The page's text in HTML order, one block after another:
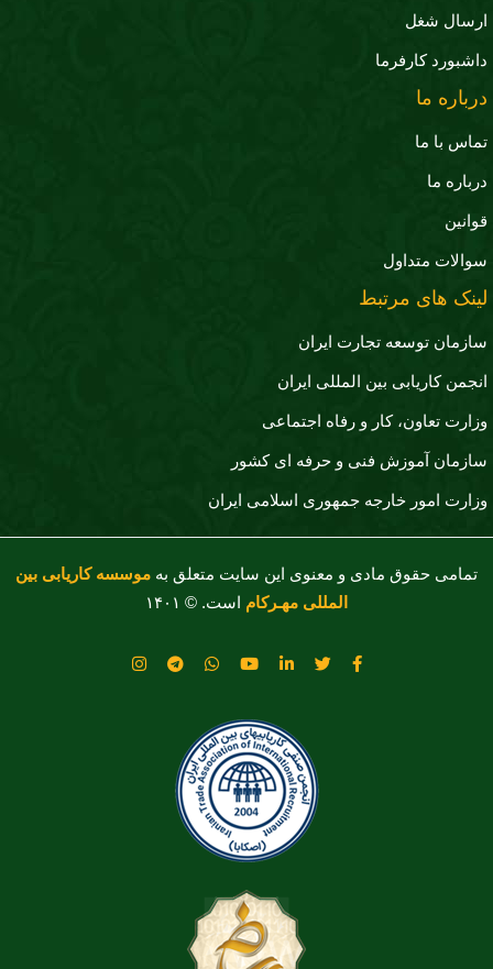
ارسال شغل
داشبورد کارفرما
درباره ما
تماس با ما
درباره ما
قوانین
سوالات متداول
لینک های مرتبط
سازمان توسعه تجارت ايران
انجمن کاریابی بین المللی ایران
وزارت تعاون، کار و رفاه اجتماعی
سازمان آموزش فنی و حرفه ای کشور
وزارت امور خارجه جمهوری اسلامی ایران
تمامی حقوق مادی و معنوی این سایت متعلق به موسسه کاریابی بین
المللی مهـرکام است. © ۱۴۰۱